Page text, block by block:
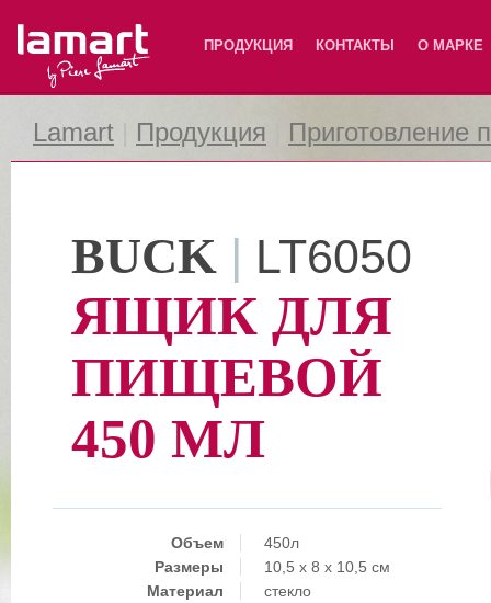
Lamart ПРОДУКЦИЯ КОНТАКТЫ О МАРКЕ
Lamart Продукция Приготовление
BUCK | LT6050
ЯЩИК ДЛЯ
ПИЩЕВОЙ
450 МЛ
Объем
450л
Размеры
10,5 x 8 x 10,5 см
Материал
стекло